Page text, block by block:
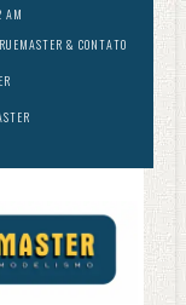
AM
& CONTATO